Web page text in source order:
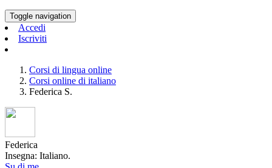
Toggle navigation
Accedi
Iscriviti
Corsi di lingua online
Corsi online di italiano
Federica S.
Federica
Insegna: Italiano.